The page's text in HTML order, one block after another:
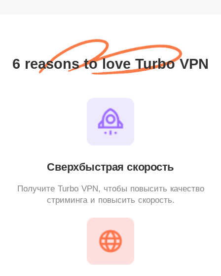
6 reasons to love Turbo VPN
Сверхбыстрая скорость
Получите Turbo VPN, чтобы повысить качество
стриминга и повысить скорость.